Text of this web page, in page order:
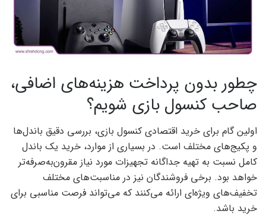
چطور بدون پرداخت هزینه‌های اضافی،
صاحب کنسول بازی شویم؟
اولین گام برای خرید اقتصادی کنسول بازی، بررسی دقیق باندل‌ها
و پکیج‌های مختلف است. در بسیاری از موارد، خرید یک باندل
کامل نسبت به تهیه جداگانه تجهیزات مورد نیاز مقرون‌به‌صرفه‌تر
خواهد بود. برخی فروشندگان نیز در مناسبت‌های مختلف
تخفیف‌های ویژه‌ای ارائه می‌کنند که می‌تواند فرصت مناسبی برای
خرید باشد.